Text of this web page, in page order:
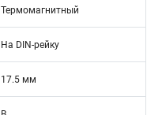
Термомагнитный
На DIN-рейку
17.5 мм